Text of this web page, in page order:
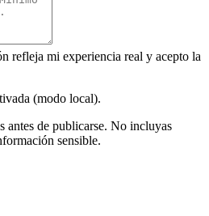
refleja mi experiencia real y acepto la
(modo local).
antes de publicarse. No incluyas
sensible.